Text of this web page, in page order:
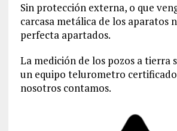
Sin protección externa, o que
carcasa metálica de los aparatos
perfecta apartados.
La medición de los pozos a tierra
un equipo telurometro
nosotros contamos.